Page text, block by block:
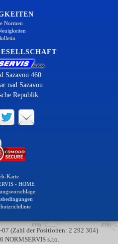
Normen
Sazavou 460
nad Sazavou
Republik
Karte
- HOME
(Zahl der Positionen: 2 292 304)
NORMSERVIS s.r.o.